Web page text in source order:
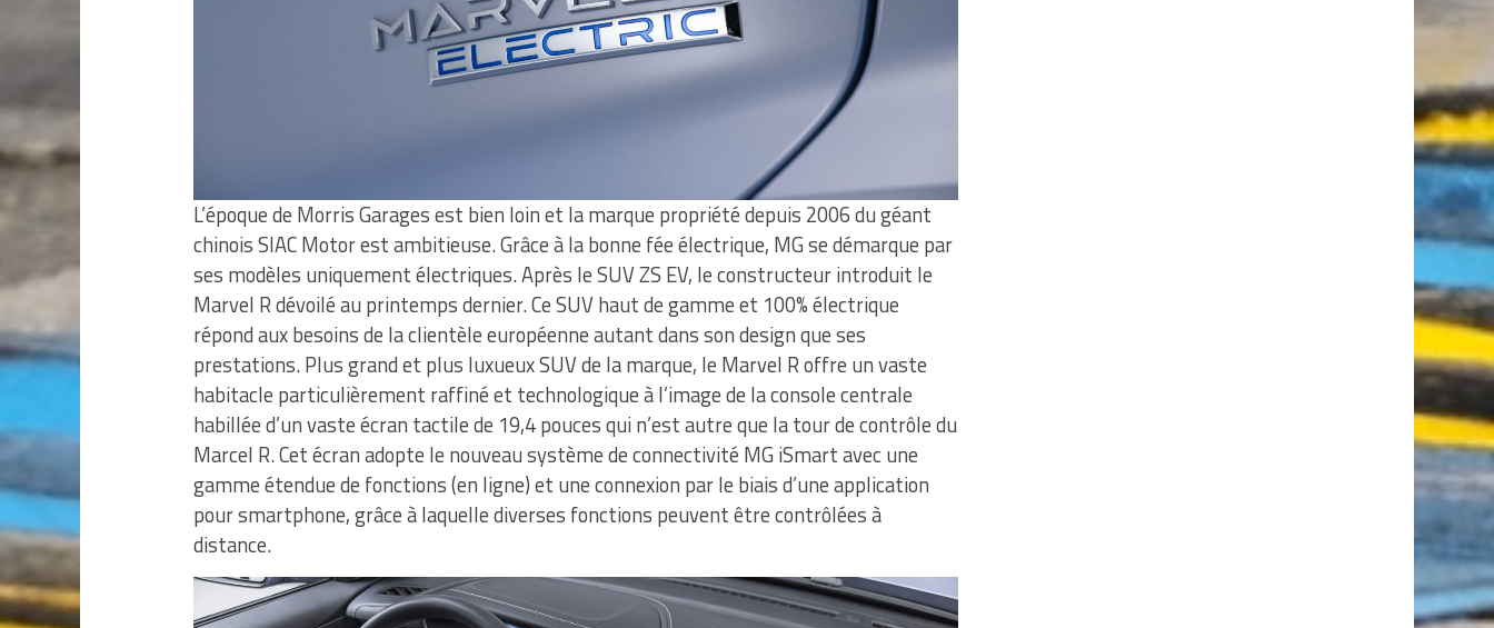
L’époque de Morris Garages est bien loin et la marque propriété depuis 2006 du géant
chinois SIAC Motor est ambitieuse. Grâce à la bonne fée électrique, MG se démarque par
ses modèles uniquement électriques. Après le SUV ZS EV, le constructeur introduit le
Marvel R dévoilé au printemps dernier. Ce SUV haut de gamme et 100% électrique
répond aux besoins de la clientèle européenne autant dans son design que ses
prestations. Plus grand et plus luxueux SUV de la marque, le Marvel R offre un vaste
habitacle particulièrement raffiné et technologique à l’image de la console centrale
habillée d’un vaste écran tactile de 19,4 pouces qui n’est autre que la tour de contrôle du
Marcel R. Cet écran adopte le nouveau système de connectivité MG iSmart avec une
gamme étendue de fonctions (en ligne) et une connexion par le biais d’une application
pour smartphone, grâce à laquelle diverses fonctions peuvent être contrôlées à
distance.